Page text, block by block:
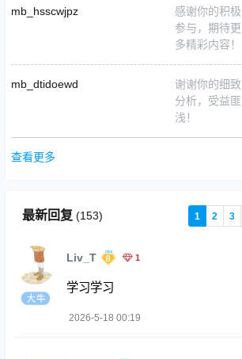
mb_hsscwjpz
感谢你的积极
参与，期待更
多精彩内容！
mb_dtidoewd
谢谢你的细致
分析，受益匪
浅！
查看更多
最新回复 (153) 1 2 3
Liv_T 1
学习学习
2026-5-18 00:19